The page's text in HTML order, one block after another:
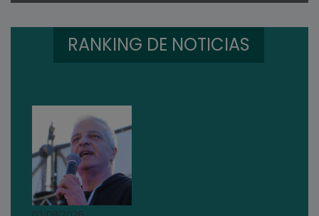
RANKING DE NOTICIAS